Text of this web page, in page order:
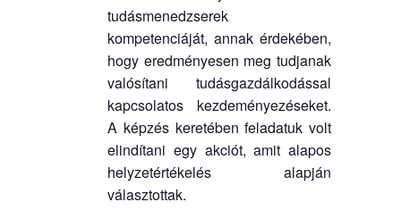
tudásmenedzserek
kompetenciáját, annak érdekében,
hogy eredményesen meg tudjanak
valósítani tudásgazdálkodással
kapcsolatos kezdeményezéseket.
A képzés keretében feladatuk volt
elindítani egy akciót, amit alapos
helyzetértékelés alapján
választottak.